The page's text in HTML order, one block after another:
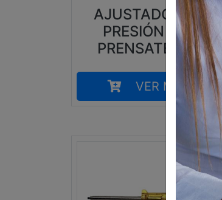
AJUSTADOR DE
PRESIÓN DEL
PRENSATELAS
VER MÁS